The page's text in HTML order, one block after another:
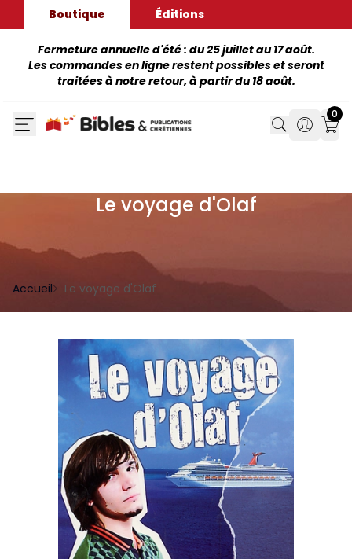
Boutique Éditions
Fermeture annuelle d'été : du 25 juillet au 17 août.
Les commandes en ligne restent possibles et seront
traitées à notre retour, à partir du 18 août.
Search
Search
0
Le voyage d'Olaf
Accueil Le voyage d'Olaf